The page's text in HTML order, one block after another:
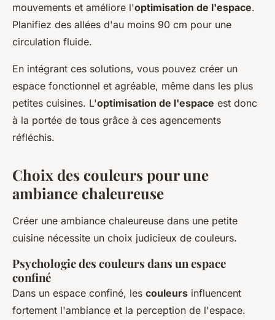
mouvements et améliore l'optimisation de l'espace.
Planifiez des allées d'au moins 90 cm pour une
circulation fluide.
En intégrant ces solutions, vous pouvez créer un
espace fonctionnel et agréable, même dans les plus
petites cuisines. L'optimisation de l'espace est donc
à la portée de tous grâce à ces agencements
réfléchis.
Choix des couleurs pour une
ambiance chaleureuse
Créer une ambiance chaleureuse dans une petite
cuisine nécessite un choix judicieux de couleurs.
Psychologie des couleurs dans un espace
confiné
Dans un espace confiné, les couleurs influencent
fortement l'ambiance et la perception de l'espace.